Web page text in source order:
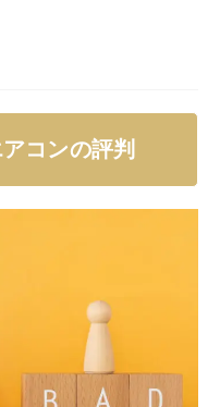
コンの評判